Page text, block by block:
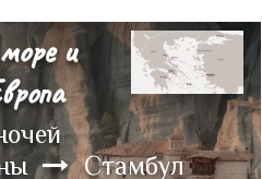
и
Стамбул